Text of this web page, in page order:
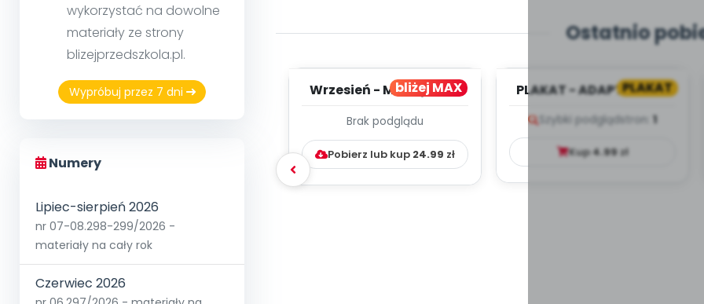
wykorzystać na dowolne
materiały ze strony
blizejprzedszkola.pl.
Wypróbuj przez 7 dni
Numery
Lipiec-sierpień 2026
nr 07-08.298-299/2026 -
materiały na cały rok
Czerwiec 2026
Ostatnio
bliżej MAX
Wrzesień - MIESIĘCZNY
WYCHOWAWCZO –
DYDAKTYC...
Brak podglądu
Pobierz lub kup 24.99 zł
PLAKAT
PLAKAT - ADAPTACJA -
Szybki podgląd stron: 1
Kup4.99zł